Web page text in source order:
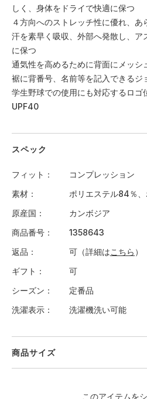
しく、身体をドライで快適に保つ
４方向へのストレッチ性に優れ、
汗を素早く吸収、外部へ発散し、ア
に保つ
通気性を高めるために背面にメッシ
裾に背番号、名前等を記入できるジ
学生野球での使用にも対応するロゴ
UPF40
スペック
フィット
コンプレッション
素材
ポリエステル84％
原産国
カンボジア
商品番号
1358643
返品
可（詳細はこちら ）
ギフト
可
シーズン
定番品
洗濯表示
洗濯機洗い可能
商品サイズ
このアイテムを